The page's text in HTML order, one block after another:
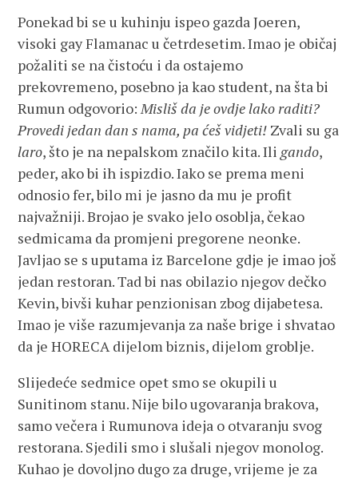
Ponekad bi se u kuhinju ispeo gazda Joeren,
visoki gay Flamanac u četrdesetim. Imao je običaj
požaliti se na čistoću i da ostajemo
prekovremeno, posebno ja kao student, na šta bi
Rumun odgovorio:Misliš da je ovdje lako raditi?
Provedi jedan dan s nama, pa ćeš vidjeti! Zvali su ga
laro, što je na nepalskom značilo kita. Ili gando,
peder, ako bi ih ispizdio. Iako se prema meni
odnosio fer, bilo mi je jasno da mu je profit
najvažniji. Brojao je svako jelo osoblja, čekao
sedmicama da promjeni pregorene neonke.
Javljao se s uputama iz Barcelone gdje je imao još
jedan restoran. Tad bi nas obilazio njegov dečko
Kevin, bivši kuhar penzionisan zbog dijabetesa.
Imao je više razumjevanja za naše brige i shvatao
da je HORECA dijelom biznis, dijelom groblje.
Slijedeće sedmice opet smo se okupili u
Sunitinom stanu. Nije bilo ugovaranja brakova,
samo večera i Rumunova ideja o otvaranju svog
restorana. Sjedili smo i slušali njegov monolog.
Kuhao je dovoljno dugo za druge, vrijeme je za